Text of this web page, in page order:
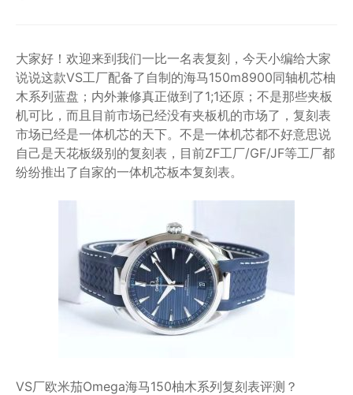
大家好！欢迎来到我们一比一名表复刻，今天小编给大家
说说这款VS工厂配备了自制的海马150m8900同轴机芯柚
木系列蓝盘；内外兼修真正做到了1;1还原；不是那些夹板
机可比，而且目前市场已经没有夹板机的市场了，复刻表
市场已经是一体机芯的天下。不是一体机芯都不好意思说
自己是天花板级别的复刻表，目前ZF工厂/GF/JF等工厂都
纷纷推出了自家的一体机芯板本复刻表。
VS厂欧米茄Omega海马150柚木系列复刻表评测？